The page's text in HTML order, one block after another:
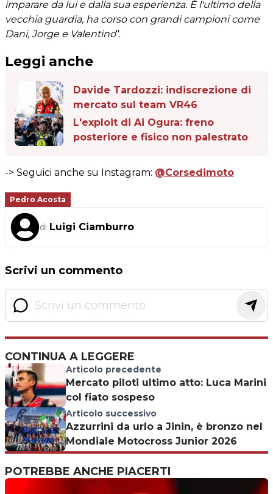
imparare da lui e dalla sua esperienza. È l'ultimo della
vecchia guardia, ha corso con grandi campioni come
Dani, Jorge e Valentino".
Leggi anche
Davide Tardozzi: indiscrezione di
mercato sul team VR46
L'exploit di Ai Ogura: freno
posteriore e fisico non palestrato
-> Seguici anche su Instagram: @Corsedimoto
Pedro Acosta
di Luigi Ciamburro
Scrivi un commento
CONTINUA A LEGGERE
Articolo precedente
Mercato piloti ultimo atto: Luca Marini
col fiato sospeso
Articolo successivo
Azzurrini da urlo a Jinin, è bronzo nel
Mondiale Motocross Junior 2026
POTREBBE ANCHE PIACERTI